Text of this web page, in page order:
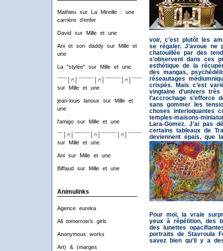
Mathieusur
La Mireille : une
carrière d’enfer
David sur Mille et une
Ani et son daddysur
Mille et
une
La "stylée"sur Mille et une
ˉˉˉˉˉ│∩│ˉˉˉˉˉˉˉˉ│∩│ˉˉˉˉˉˉˉˉ│∩│ˉˉˉˉˉˉˉˉ│∩│ˉˉˉˉ
sur
Mille et une
jean-louis lanoux sur
Mille et
une
l'amigosur Mille et une
ˉˉˉ│∩│ˉˉˉˉˉˉˉˉ│∩│ˉˉˉˉˉˉˉˉ│∩│ˉˉˉˉˉˉˉˉ│∩│ˉˉˉ
sur
Mille et une
Anisur Mille et une
Biffaud sur Mille et une
Animulinks
Agence eureka
All tomorrow’s girls
Anonymous works
Art) & (marges
voir, c’est plutôt les
se régaler. J’avoue ne
chatouillée par des
s’observent dans ces
esthétique de la
des mangas,
réseautages
crispés. Mais c’est
vingtaine d’univers
l’accrochage s’efforce
sans gommer les
choses interloquantes
temples-maisons-
Lara-Gomez. J’ai pas
certains tableaux de
deviennent épais, que
Pour moi, la vraie
yeux à répétition, des
des lunettes
portraits de Stavroula
savez bien qu’il y a